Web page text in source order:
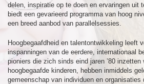
delen, inspiratie op te doen en ervaringen uit
biedt een gevarieerd programma van hoog
een breed aanbod van parallelsessies.
Hoogbegaafdheid en talentontwikkeling leeft
inspanningen van de eerdere, internationaal
pioniers die zich sinds eind jaren ’80
hoogbegaafde kinderen, hebben inmiddels
gemeenschap van individuen en organisaties